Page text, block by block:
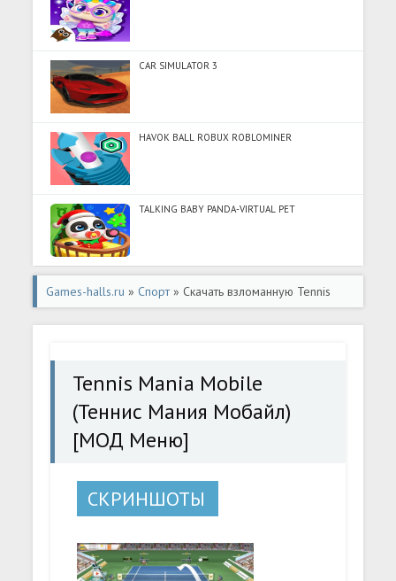
CAR SIMULATOR 3
HAVOK BALL ROBUX ROBLOMINER
TALKING BABY PANDA-VIRTUAL PET
Games-halls.ru » Спорт» Скачать взломанную Tennis
Mania Mobile (Теннис Мания Мобайл) [МОД Меню] -
Tennis Mania Mobile
(Теннис Мания Мобайл)
[МОД Меню]
СКРИНШОТЫ